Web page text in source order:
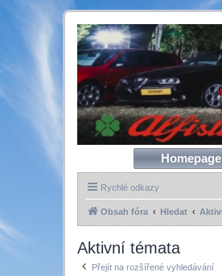
Homepage
Rychlé odkazy
Obsah fóra Hledat
Aktivní témata
Přejít na rozšířené vyhledávání